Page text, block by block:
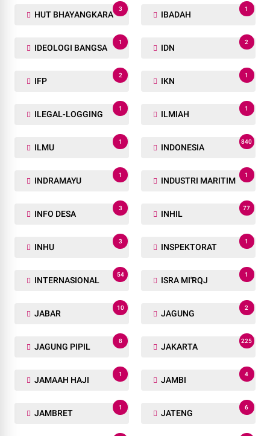
HUT BHAYANGKARA
3
IBADAH
1
IDEOLOGI BANGSA
1
IDN
2
IFP
2
IKN
1
ILEGAL-LOGGING
1
ILMIAH
1
ILMU
1
INDONESIA
840
INDRAMAYU
1
INDUSTRI MARITIM
1
INFO DESA
3
INHIL
77
INHU
3
INSPEKTORAT
1
INTERNASIONAL
54
ISRA MI'RQJ
1
JABAR
10
JAGUNG
2
JAGUNG PIPIL
8
JAKARTA
225
JAMAAH HAJI
1
JAMBI
4
JAMBRET
1
JATENG
6